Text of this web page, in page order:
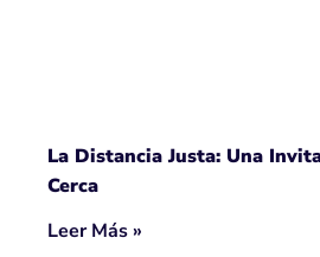
La Distancia Justa: Una
Cerca
Leer Más »